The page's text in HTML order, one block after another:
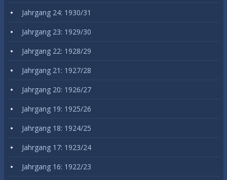
Jahrgang 24: 1930/31
Jahrgang 23: 1929/30
Jahrgang 22: 1928/29
Jahrgang 21: 1927/28
Jahrgang 20: 1926/27
Jahrgang 19: 1925/26
Jahrgang 18: 1924/25
Jahrgang 17: 1923/24
Jahrgang 16: 1922/23